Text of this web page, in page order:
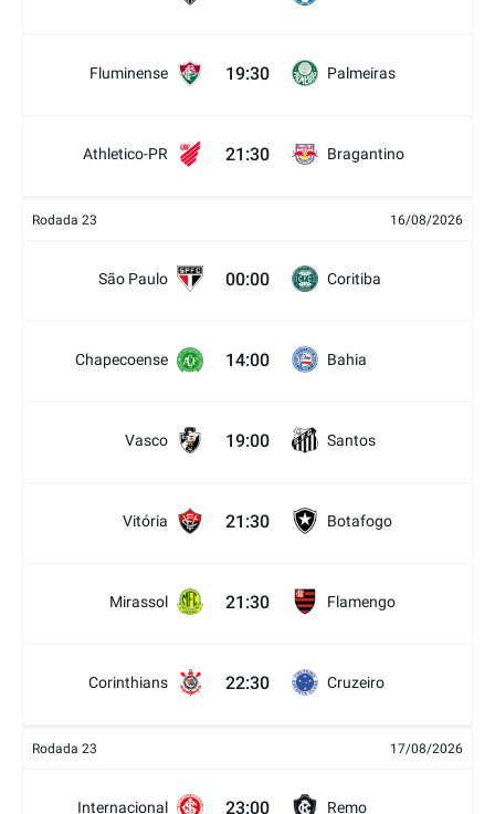
Fluminense 19:30 Palmeiras
Athletico-PR 21:30 Bragantino
Rodada 23 16/08/2026
São Paulo 00:00 Coritiba
Chapecoense 14:00 Bahia
Vasco 19:00 Santos
Vitória 21:30 Botafogo
Mirassol 21:30 Flamengo
Corinthians 22:30 Cruzeiro
Rodada 23 17/08/2026
Internacional 23:00 Remo